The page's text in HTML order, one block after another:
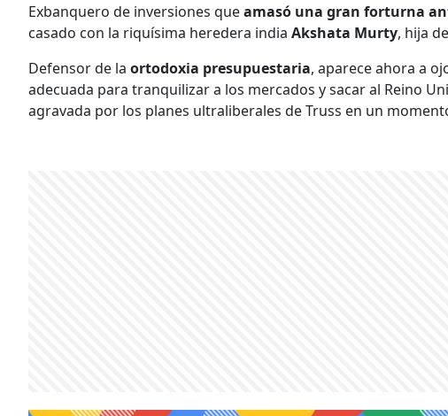
Exbanquero de inversiones queamasó una gran forturna
casado con la riquísima heredera india Akshata Murty, hija
Defensor de la ortodoxia presupuestaria, aparece ahora a
adecuada para tranquilizar a los mercados y sacar al Reino
agravada por los planes ultraliberales de Truss en un